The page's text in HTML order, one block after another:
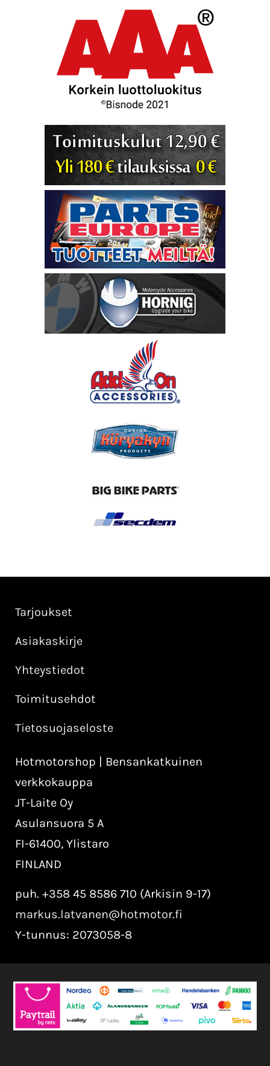
Tarjoukset
Asiakaskirje
Yhteystiedot
Toimitusehdot
Tietosuojaseloste
Hotmotorshop | Bensankatkuinen
verkkokauppa
JT-Laite Oy
Asulansuora 5 A
FI-61400, Ylistaro
FINLAND
puh. +358 45 8586 710 (Arkisin 9-17)
markus.latvanen@hotmotor.fi
Y-tunnus: 2073058-8